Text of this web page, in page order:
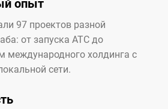
опыт
97 проектов разной
от запуска АТС до
международного холдинга с
сети.